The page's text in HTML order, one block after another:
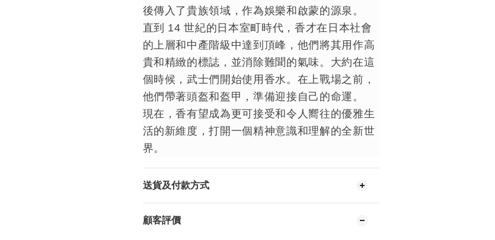
後傳入了貴族領域，作為娛樂和啟蒙的源泉。
直到 14 世紀的日本室町時代，香才在日本社會
的上層和中產階級中達到頂峰，他們將其用作高
貴和精緻的標誌，並消除難聞的氣味。大約在這
個時候，武士們開始使用香水。在上戰場之前，
他們帶著頭盔和盔甲，準備迎接自己的命運。
現在，香有望成為更可接受和令人嚮往的優雅生
活的新維度，打開一個精神意識和理解的全新世
界。
送貨及付款方式
顧客評價